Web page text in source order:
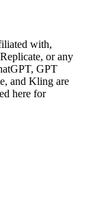
with,
or any
GPT
and Kling are
here for